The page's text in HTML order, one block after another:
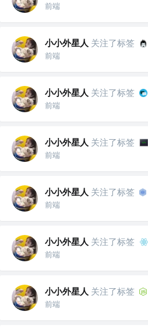
前端
小小外星人 关注了标签
前端
小小外星人 关注了标签
前端
小小外星人 关注了标签
前端
小小外星人 关注了标签
前端
小小外星人 关注了标签
前端
小小外星人 关注了标签
前端